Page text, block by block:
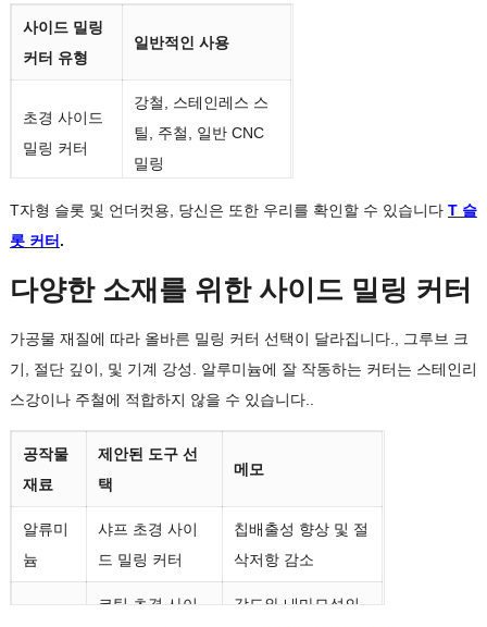
금형 구성
홈과 측면 프로파일
다.
맞춤형
사이드 밀링
커터 유형
일반적인 사용
초경 사이드
밀링 커터
강철, 스테인레스 스
틸, 주철, 일반 CNC
밀링
사이드 및 평
면 밀링 커터
그루브, 어깨, 및 측면
코팅 사이드
강철, 스테인레스 스
맞춤형 사이
드 밀링 커터
비표준 너비, 지름, 코
팅, 또는 치아 디자인
CNC 사이드
밀링 커터
생산 가공 및 반복 가
능한 홈 절단
T자형 슬롯 및 언더컷용, 당신은 또한 우리를 확인할 수 있습니다 T 슬
롯 커터 .
다양한 소재를 위한 사이드 밀링 커터
가공물 재질에 따라 올바른 밀링 커터 선택이 달라집니다., 그루브 크
기, 절단 깊이, 및 기계 강성. 알루미늄에 잘 작동하는 커터는 스테인리
스강이나 주철에 적합하지 않을 수 있습니다..
공작물
재료
제안된 도구 선
택
메모
알류미
늄
샤프 초경 사이
드 밀링 커터
칩배출성 향상 및 절
삭저항 감소
코팅 초경 사이
강도와 내마모성의